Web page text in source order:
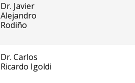
Dr. Javier
Alejandro
Rodiño
Dr. Carlos
Ricardo Igoldi